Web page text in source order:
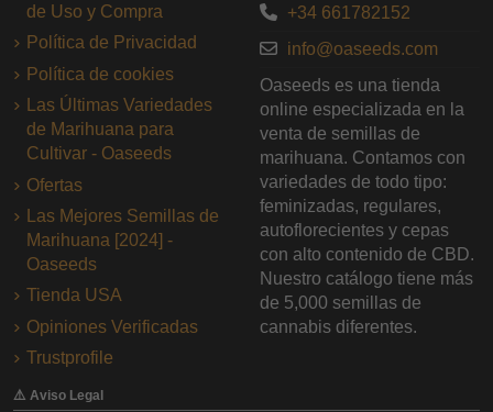
de Uso y Compra
Política de Privacidad
Política de cookies
Las Últimas Variedades
de Marihuana para
Cultivar - Oaseeds
Ofertas
Las Mejores Semillas de
Marihuana [2024] -
Oaseeds
Tienda USA
Opiniones Verificadas
Trustprofile
+34 661782152
info@oaseeds.com
Oaseeds es una tienda
online especializada en la
venta de semillas de
marihuana. Contamos con
variedades de todo tipo:
feminizadas, regulares,
autoflorecientes y cepas
con alto contenido de CBD.
Nuestro catálogo tiene más
de 5,000 semillas de
cannabis diferentes.
⚠️ Aviso Legal